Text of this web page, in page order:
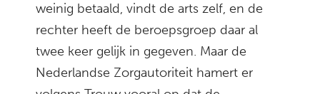
weinig betaald, vindt de arts zelf, en de
rechter heeft de beroepsgroep daar al
twee keer gelijk in gegeven. Maar de
Nederlandse Zorgautoriteit hamert er